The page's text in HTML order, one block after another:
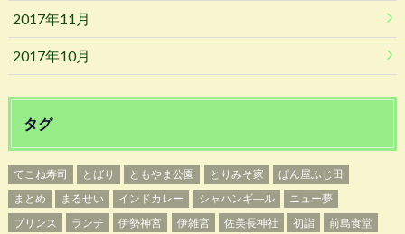
2017年11月
2017年10月
タグ
てこね寿司 とばり ともやま公園 とりみそ家
ぱん屋ふじ田
まとめ
まるせい インドカレー シャハンギ―ル
ニュー夢
プリンス
ランチ 伊勢神宮 伊雑宮 佐美長神社 初詣
前島食堂